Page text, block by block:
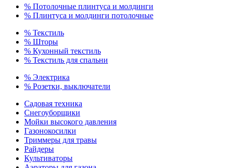
% Потолочные плинтуса и молдинги
% Плинтуса и молдинги потолочные
% Текстиль
% Шторы
% Кухонный текстиль
% Текстиль для спальни
% Электрика
% Розетки, выключатели
Садовая техника
Снегоуборщики
Мойки высокого давления
Газонокосилки
Триммеры для травы
Райдеры
Культиваторы